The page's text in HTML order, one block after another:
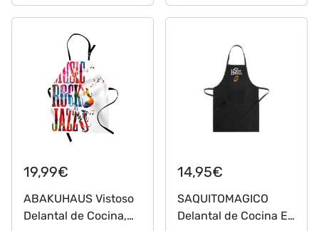
para Pintar con
Bebé Unisexo Niños
Niñas 6 Meses a 3...
19,99€
ABAKUHAUS Vistoso
Delantal de Cocina,
14,95€
SAQUITOMAGICO
Delantal de Cocina El